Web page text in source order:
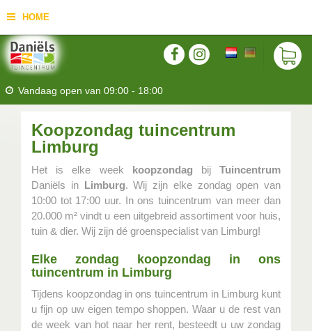
HOME
Vandaag open van 09:00 - 18:00
Koopzondag tuincentrum
Limburg
Het is elke week koopzondag bijTuincentrum
Daniëls in Limburg. Wij zijn elke zondag open van
10:00 tot 17:00 uur. In ons tuincentrum van meer dan
20.000 m² vindt u een uitgebreid assortiment voor huis,
tuin & dier. Wij zijn dé groenspecialist van Limburg!
Elke zondag koopzondag in ons
tuincentrum in Limburg
Tijdens koopzondag in ons tuincentrum in Limburg kunt
u fijn op uw eigen tempo shoppen. Waar u de rest van
de week van hot naar her rent, besteedt u uw zondag